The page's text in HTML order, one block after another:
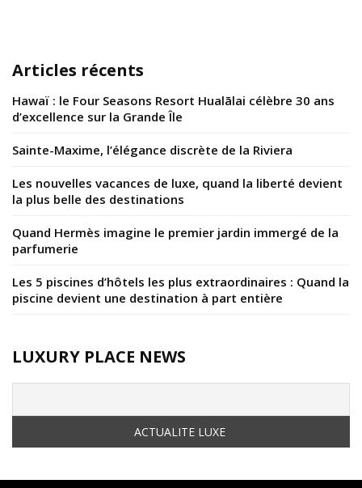
Articles récents
Hawaï : le Four Seasons Resort Hualālai célèbre 30 ans
d’excellence sur la Grande Île
Sainte-Maxime, l’élégance discrète de la Riviera
Les nouvelles vacances de luxe, quand la liberté devient
la plus belle des destinations
Quand Hermès imagine le premier jardin immergé de la
parfumerie
Les 5 piscines d’hôtels les plus extraordinaires : Quand la
piscine devient une destination à part entière
LUXURY PLACE NEWS